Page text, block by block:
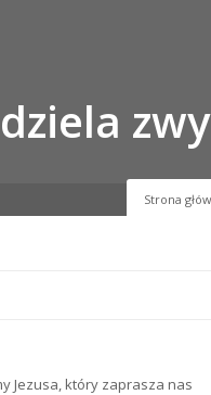
Strona
Jezusa, który zaprasza nas